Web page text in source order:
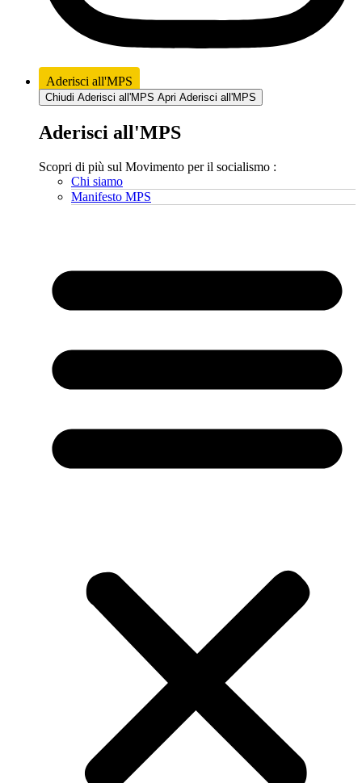
Aderisci all'MPS
Chiudi Aderisci all'MPS Apri Aderisci all'MPS
Aderisci all'MPS
Scopri di più sul Movimento per il socialismo :
Chi siamo
Manifesto MPS